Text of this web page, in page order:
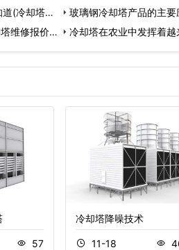
道(冷却塔
玻璃钢冷却塔产品的主
盛…
维修报价)
冷却塔在农业中发挥着
的…
57
冷却塔降噪技术
11-18